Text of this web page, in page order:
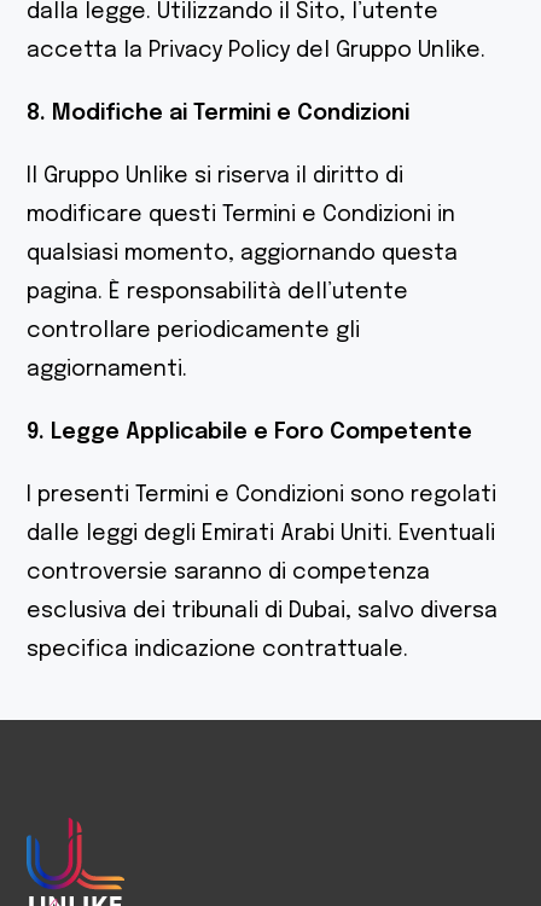
dalla legge. Utilizzando il Sito, l’utente
accetta la Privacy Policy del Gruppo Unlike.
8. Modifiche ai Termini e Condizioni
Il Gruppo Unlike si riserva il diritto di
modificare questi Termini e Condizioni in
qualsiasi momento, aggiornando questa
pagina. È responsabilità dell’utente
controllare periodicamente gli
aggiornamenti.
9. Legge Applicabile e Foro Competente
I presenti Termini e Condizioni sono regolati
dalle leggi degli Emirati Arabi Uniti. Eventuali
controversie saranno di competenza
esclusiva dei tribunali di Dubai, salvo diversa
specifica indicazione contrattuale.